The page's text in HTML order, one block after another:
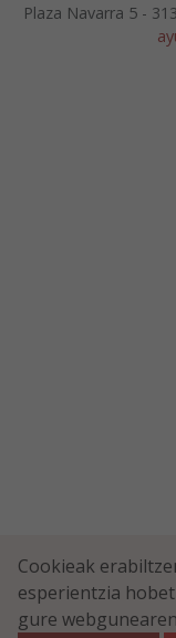
Plaza Navarra 5 -
Cookieak
esperientzia
gure